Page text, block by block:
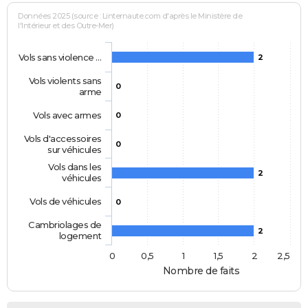
Nombre de faits
Données 2025 (source : Linternaute.com d'après le Ministère de
l'Intérieur et des Outre-Mer)
2
0
0
0
2
0
2
Vols sans violence …
Vols violents sans
arme
Vols avec armes
Vols d'accessoires
sur véhicules
Vols dans les
véhicules
Vols de véhicules
Cambriolages de
logement
0
0,5 1 1,5 2 2,5